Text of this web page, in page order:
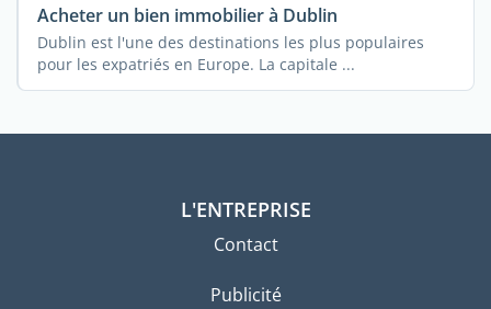
Acheter un bien immobilier à Dublin
Dublin est l'une des destinations les plus populaires
pour les expatriés en Europe. La capitale ...
L'ENTREPRISE
Contact
Publicité